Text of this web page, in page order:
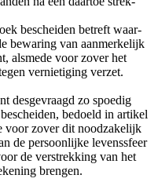
beschei­den betreft waar­
bewa­ring van aan­mer­ke­lijk
als­me­de voor zover het
ver­nie­ti­ging verzet.
des­ge­vraagd zo spoe­dig
bedoeld in arti­kel
voor zover dit nood­za­ke­lijk
de per­soon­lij­ke levens­sfeer
de ver­strek­king van het
brengen.